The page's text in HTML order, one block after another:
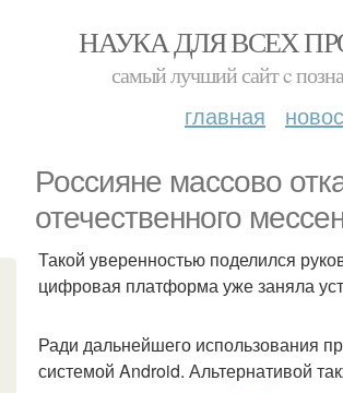
НАУКА ДЛЯ ВСЕХ
самый лучший сайт c
главная
Россияне массово
отечественного
Такой уверенностью поделился
цифровая платформа уже заняла
Ради дальнейшего использования
системой Android. Альтернативой